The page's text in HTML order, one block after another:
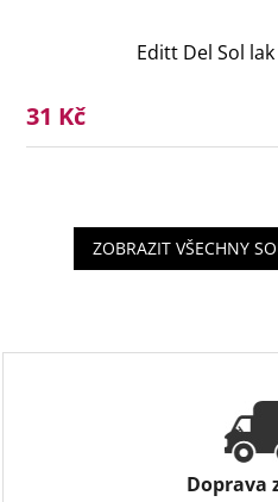
Editt Del Sol
31 Kč
ZOBRAZIT VŠECHNY
Doprava